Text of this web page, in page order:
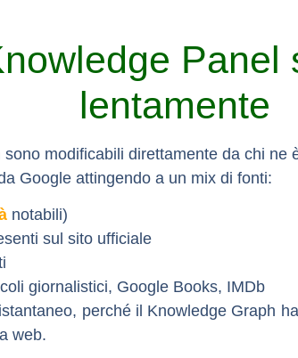
Panel
lentamente
modificabili direttamente da chi ne
Google attingendo a un mix di fonti:
notabili)
sul sito ufficiale
giornalistici, Google Books, IMDb
perché il Knowledge Graph
web.